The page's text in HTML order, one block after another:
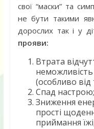
свої “маски” та
не бути такими
дорослих так і у
прояви:
Втрата
(особливо
Спад настрою;
Зниження
прості
приймання їжі,